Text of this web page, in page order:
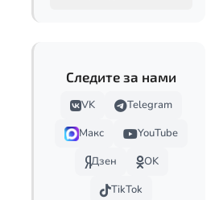
Следите за нами
VK
Telegram
Макс
YouTube
Дзен
OK
TikTok